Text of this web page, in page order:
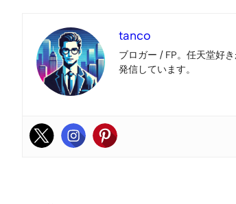
tanco
ブロガー / FP。任天堂好
発信しています。